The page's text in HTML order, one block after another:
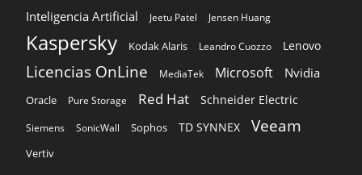
Inteligencia Artificial Jeetu Patel Jensen Huang
Kaspersky Kodak Alaris Leandro Cuozzo Lenovo
Licencias OnLine MediaTek Microsoft Nvidia
Oracle Pure Storage Red Hat Schneider Electric
Siemens SonicWall Sophos TD SYNNEX Veeam
Vertiv